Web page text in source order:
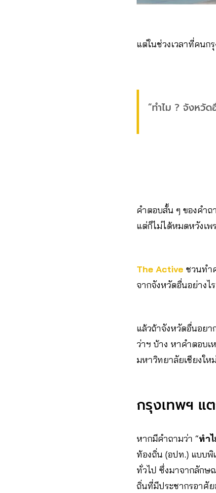
แต่ในช่วงเวลาที่คนก
“ทำไม ? จังหวั
คำตอบสั้น ๆ ของคำถ
แต่ก็ไม่ได้หมดหวังเพ
The Active ชวนทำ
จากจังหวัดอื่นอย่างไ
แล้วถ้าจังหวัดอื่นอยา
ว่าฯ บ้าง หาคำตอบ
มหาวิทยาลัยเชียงใ
กรุงเทพฯ แ
หากมีคำถามว่า “ทำ
ท้องถิ่น (อปท.) แบบพิ
ทั่วไป ซึ่งมาจากลักษ
ถิ่นที่มีประชากรอาศั